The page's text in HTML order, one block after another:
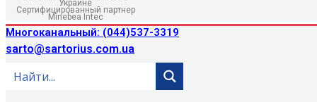
Украине
Сертифицированный партнер
Minebea Intec
Многоканальный: (044)537-3319
sarto@sartorius.com.ua